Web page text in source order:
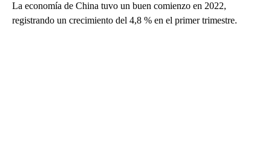
La economía de China tuvo un buen comienzo en 2022,
registrando un crecimiento del 4,8 % en el primer trimestre.